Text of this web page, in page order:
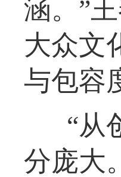
涵。”
大众文
与包容
“从
分庞大